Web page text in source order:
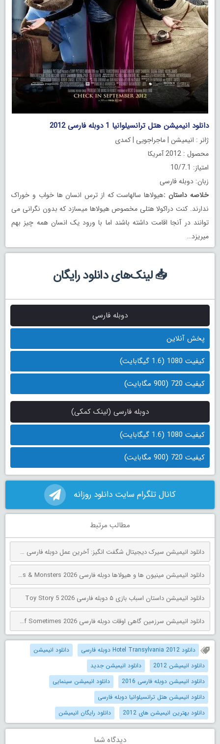
دانلود انیمیشن هتل ترانسیلوانیا 1 دوبله فارسی 2012
ژانر : انیمیشن | ماجراجویی | کمدی
محصول : 2012 آمریکا
امتیاز: 10/7.1
زبان: دوبله فارسی
خلاصه داستان :هیولاها سالهاست که از ترس انسان ها خواب و خوراک
ندارند. کنت دراکولا هتلی مخصوص هیولاها میسازد که بدون نگرانی می
توانند در آنجا اقامت داشته باشند اما با ورود یک انسان همه چیز بهم
میریزد…
📥 لینک‌های دانلود رایگان
دوبله فارسی
پخش آنلاین
کیفیت 1080 (1.6 گیگابایت)
کیفیت 720 (900 مگابایت)
دوبله فارسی (لینک کمکی)
کیفیت 1080 (1.6 گیگابایت)
کیفیت 720 (900 مگابایت)
کانال تلگرام سایت دانلود روزانه
مطالب مرتبط
دانلود انیمیشن سیرک دیجیتال شگفت انگیز: آخرین عمل دوبله فارسی The Amazing Digital Circus: The Last Act 2026
دانلود انیمیشن مینیون‌ ها و هیولاها دوبله فارسی Minions & Monsters 2026
دانلود انیمیشن داستان اسباب بازی ۵ دوبله فارسی Toy Story 5 2026
دانلود انیمیشن سرزمین گاهی اوقات دوبله فارسی The Land of Sometimes 2026
دانلود Hotel Transylvania 2012 دوبله فارسی
دانلود انیمیشن
دانلود انیمیشن 2012
دانلود انیمیشن جدید
دانلود انیمیشن دوبله فارسی 2016
دانلود انیمیشن سینمایی
دانلود انیمیشن هتل ترانسیلوانیا دوبله فارسی
دانلود بهترین انیمیشن های 2012
دانلود رایگان انیمیشن
دیدگاه شما